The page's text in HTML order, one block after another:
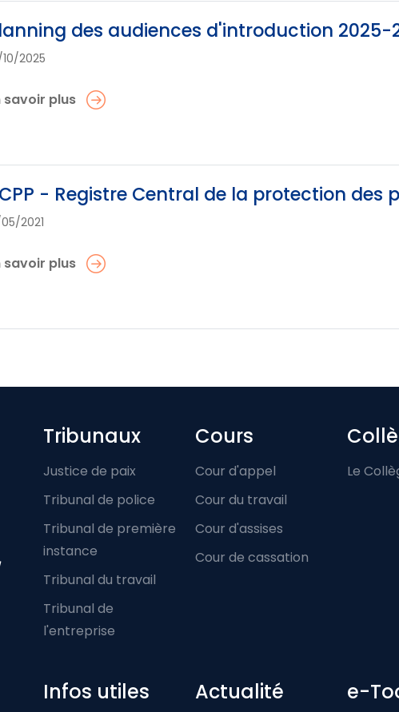
des audiences d'introduction 2025-
2025
savoir plus
- Registre Central de la protection des
2021
savoir plus
Footer-menu
Tribunaux
Justice de paix
Tribunal de police
Tribunal de première
instance
Tribunal du travail
Tribunal de
l'entreprise
Cours
Cour d'appel
Cour du travail
Cour d'assises
Cour de cassation
Le
Infos utiles Actualité e-